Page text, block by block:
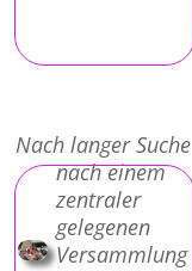
Nach langer Suche
nach einem
zentraler
gelegenen
Versammlung